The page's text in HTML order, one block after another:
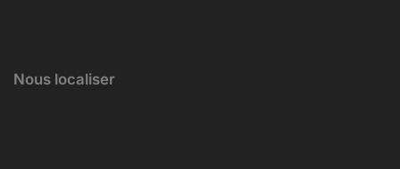
Nous localiser